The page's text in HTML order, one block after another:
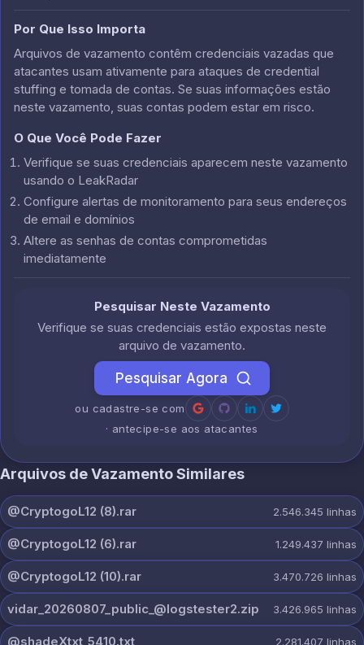
Por Que Isso Importa
Arquivos de vazamento contêm credenciais vazadas que
atacantes usam ativamente para ataques de credential
stuffing e tomada de contas. Se suas informações estão
neste vazamento, suas contas podem estar em risco.
O Que Você Pode Fazer
Verifique se suas credenciais aparecem neste vazamento
usando o LeakRadar
Configure alertas de monitoramento para seus endereços
de email e domínios
Altere as senhas de contas comprometidas
imediatamente
Pesquisar Neste Vazamento
Verifique se suas credenciais estão expostas neste
arquivo de vazamento.
Pesquisar Agora
ou cadastre-se com
· antecipe-se aos atacantes
Arquivos de Vazamento Similares
@CryptogoL12 (8).rar 2.546.345 linhas
@CryptogoL12 (6).rar 1.249.437 linhas
@CryptogoL12 (10).rar 3.470.726 linhas
vidar_20260807_public_@logstester2.zip 3.426.965 linhas
@shadeXtxt_5410.txt 2.281.407 linhas